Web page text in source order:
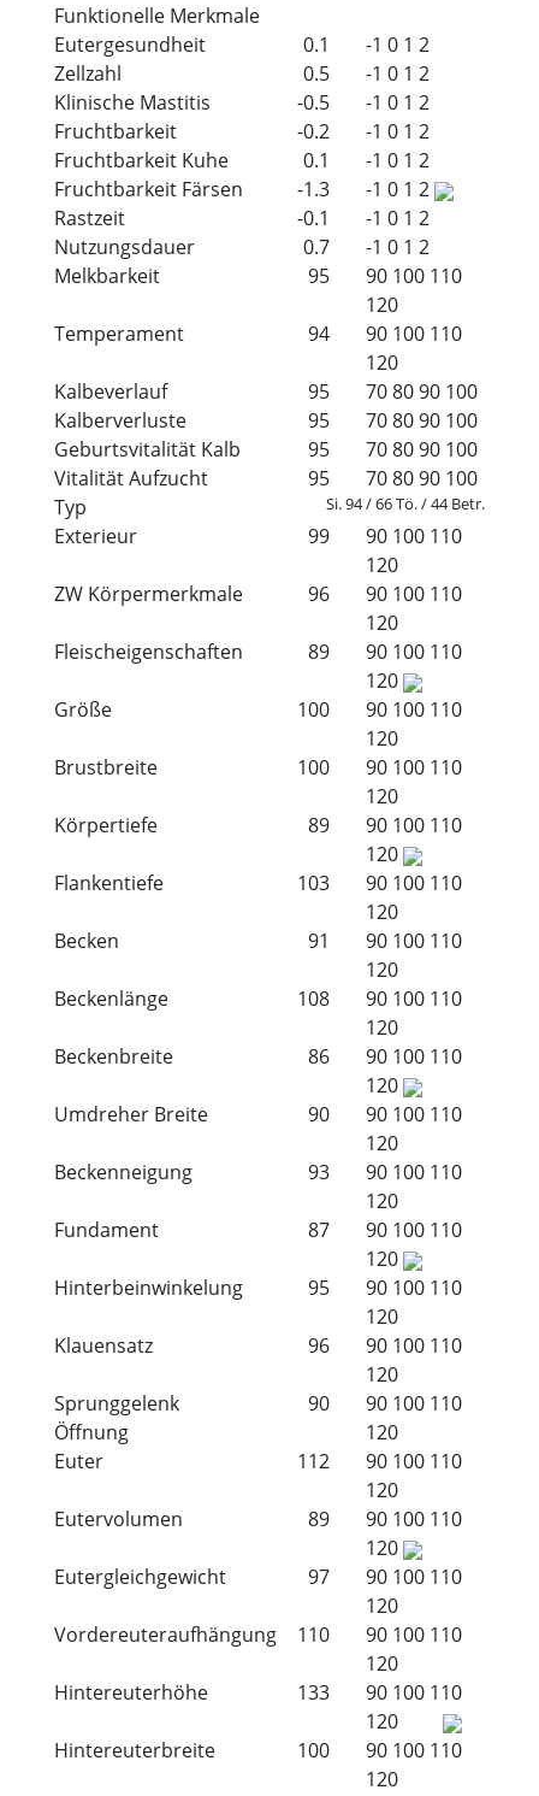
Funktionelle Merkmale
Eutergesundheit
0.1 -1 0 1 2
Zellzahl
0.5 -1 0 1 2
Klinische Mastitis
-0.5 -1 0 1 2
Fruchtbarkeit
-0.2 -1 0 1 2
Fruchtbarkeit Kuhe
0.1 -1 0 1 2
Fruchtbarkeit Färsen
-1.3 -1 0 1 2
Rastzeit
-0.1 -1 0 1 2
Nutzungsdauer
0.7 -1 0 1 2
Melkbarkeit
95 90 100 110
120
Temperament
94 90 100 110
120
Kalbeverlauf
95 708090 100
Kalberverluste
95 708090 100
Geburtsvitalität Kalb
95 708090 100
Vitalität Aufzucht
95 708090 100
Typ
Si. 94 / 66 Tö. / 44 Betr.
Exterieur 99 90 100 110
120
ZW Körpermerkmale
96 90 100 110
120
Fleischeigenschaften
89 90 100 110
120
Größe
100 90 100 110
120
Brustbreite
100 90 100 110
120
Körpertiefe
89 90 100 110
120
Flankentiefe
103 90 100 110
120
Becken
91 90 100 110
120
Beckenlänge
108 90 100 110
120
Beckenbreite
86 90 100 110
120
Umdreher Breite
90 90 100 110
120
Beckenneigung
93 90 100 110
120
Fundament
87 90 100 110
120
Hinterbeinwinkelung
95 90 100 110
120
Klauensatz
96 90 100 110
120
Sprunggelenk
Öffnung
90 90 100 110
120
Euter
112 90 100 110
120
Eutervolumen
89 90 100 110
120
Eutergleichgewicht
97 90 100 110
120
Vordereuteraufhängung
110 90 100 110
120
Hintereuterhöhe
133 90 100 110
120
Hintereuterbreite
100 90 100 110
120